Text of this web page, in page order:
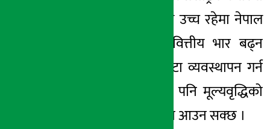
एलपी ग्यासको मूल्य उच्च रहेमा नेपाल
आयल निगममाथि वित्तीय भार बढ्न
सक्छ । निगमले घाटा व्यवस्थापन गर्न
नसकेमा उपभोक्ताले पनि मूल्यवृद्धिको
असर भोग्नुपर्ने अवस्था आउन सक्छ ।